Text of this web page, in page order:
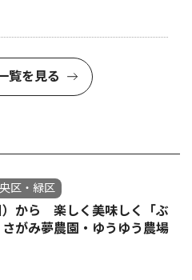
覧を見る
区・緑区
）から 楽しく美味しく「ぶ
がみ夢農園・ゆうゆう農場